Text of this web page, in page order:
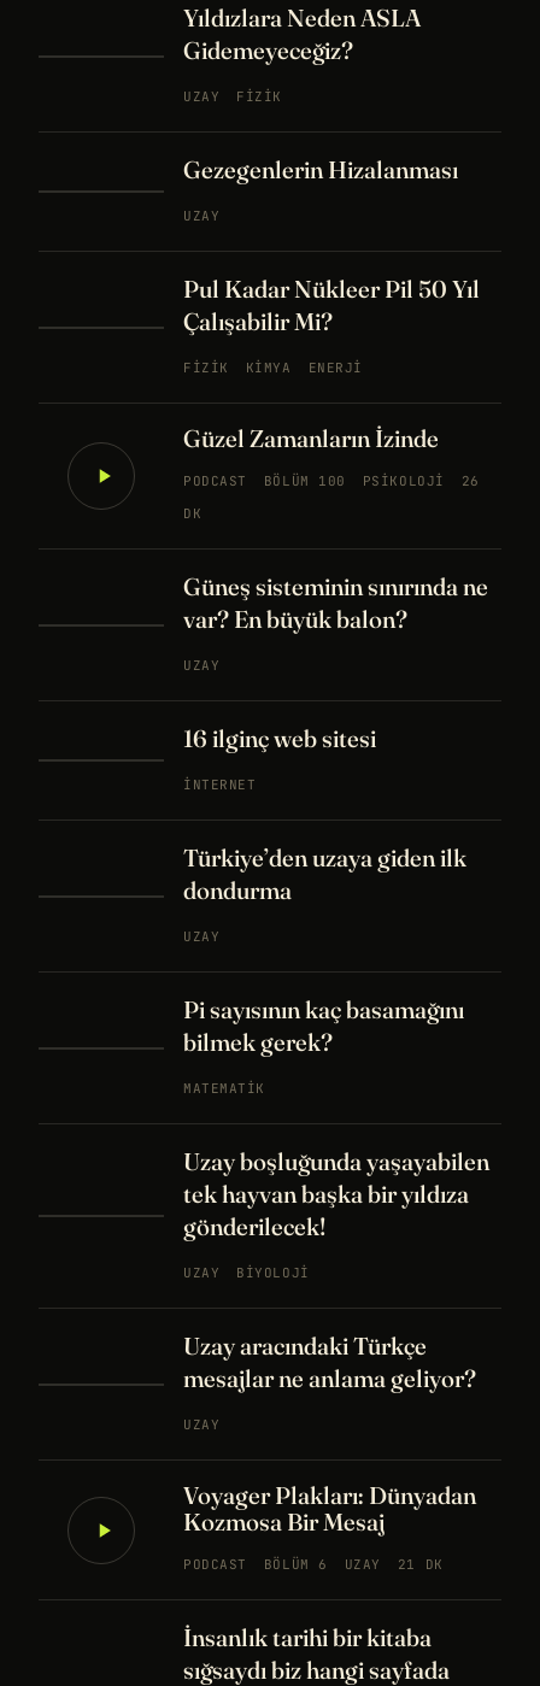
Yıldızlara Neden ASLA
Gidemeyeceğiz?
UZAY FIZIK
Gezegenlerin Hizalanması
UZAY
Pul Kadar Nükleer Pil 50 Yıl
Çalışabilir Mi?
FIZIK KIMYA ENERJI
Güzel Zamanların İzinde
PODCAST BÖLÜM 100 PSIKOLOJI
26
DK
Güneş sisteminin sınırında ne
var? En büyük balon?
UZAY
16 ilginç web sitesi
İNTERNET
Türkiye’den uzaya giden ilk
dondurma
UZAY
Pi sayısının kaç basamağını
bilmek gerek?
MATEMATIK
Uzay boşluğunda yaşayabilen
tek hayvan başka bir yıldıza
gönderilecek!
UZAY BIYOLOJI
Uzay aracındaki Türkçe
mesajlar ne anlama geliyor?
UZAY
Voyager Plakları: Dünyadan
Kozmosa Bir Mesaj
PODCAST BÖLÜM 6 UZAY 21 DK
İnsanlık tarihi bir kitaba
sığsaydı biz hangi sayfada